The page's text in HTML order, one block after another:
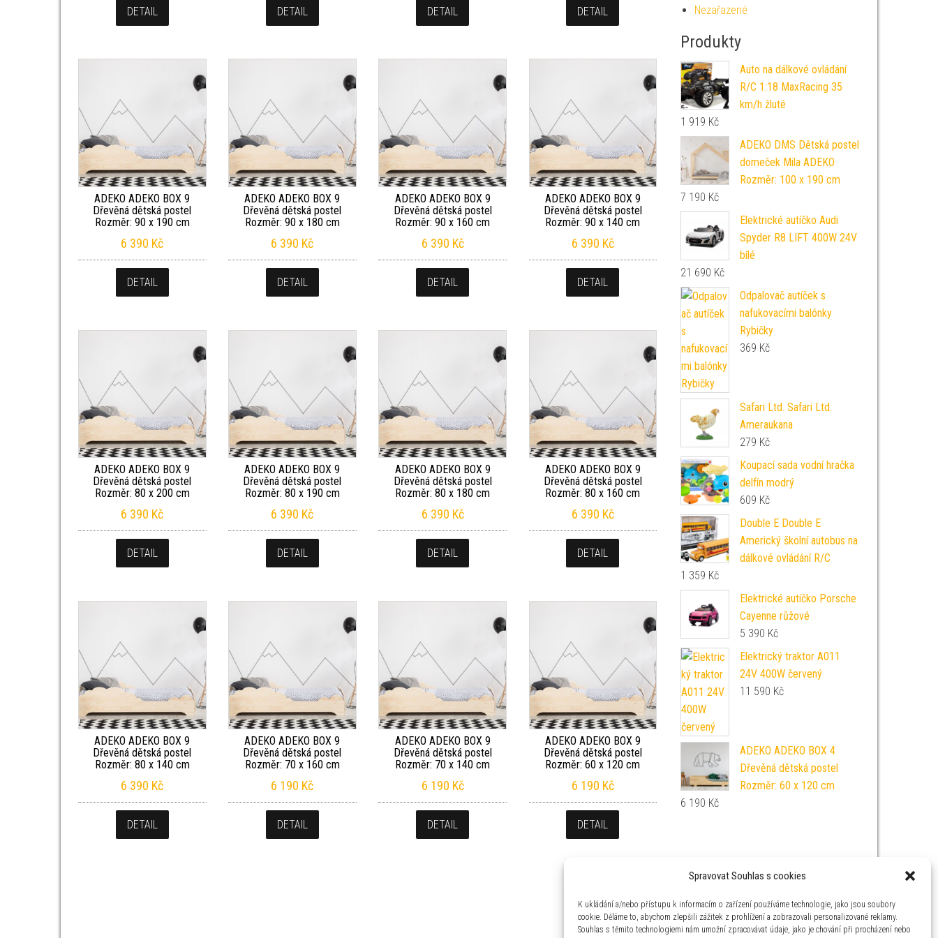
Spravovat Souhlas s cookies
K ukládání a/nebo přístupu k informacím o zařízení používáme technologie, jako jsou soubory
cookie. Děláme to, abychom zlepšili zážitek z prohlížení a zobrazovali personalizované reklamy.
Souhlas s těmito technologiemi nám umožní zpracovávat údaje, jako je chování při procházení nebo
DETAIL DETAIL DETAIL DETAIL
ADEKO ADEKO BOX 9
Dřevěná dětská postel
Rozměr: 90 x 190 cm
6 390 Kč
DETAIL
ADEKO ADEKO BOX 9
Dřevěná dětská postel
Rozměr: 90 x 180 cm
6 390 Kč
DETAIL
ADEKO ADEKO BOX 9
Dřevěná dětská postel
Rozměr: 90 x 160 cm
6 390 Kč
DETAIL
ADEKO ADEKO BOX 9
Dřevěná dětská postel
Rozměr: 90 x 140 cm
6 390 Kč
DETAIL
ADEKO ADEKO BOX 9
Dřevěná dětská postel
Rozměr: 80 x 200 cm
6 390 Kč
DETAIL
ADEKO ADEKO BOX 9
Dřevěná dětská postel
Rozměr: 80 x 190 cm
6 390 Kč
DETAIL
ADEKO ADEKO BOX 9
Dřevěná dětská postel
Rozměr: 80 x 180 cm
6 390 Kč
DETAIL
ADEKO ADEKO BOX 9
Dřevěná dětská postel
Rozměr: 80 x 160 cm
6 390 Kč
DETAIL
ADEKO ADEKO BOX 9
Dřevěná dětská postel
Rozměr: 80 x 140 cm
6 390 Kč
DETAIL
ADEKO ADEKO BOX 9
Dřevěná dětská postel
Rozměr: 70 x 160 cm
6 190 Kč
DETAIL
ADEKO ADEKO BOX 9
Dřevěná dětská postel
Rozměr: 70 x 140 cm
6 190 Kč
DETAIL
ADEKO ADEKO BOX 9
Dřevěná dětská postel
Rozměr: 60 x 120 cm
6 190 Kč
DETAIL
Nezařazené
Produkty
Auto na dálkové ovládání
R/C 1:18 MaxRacing 35
km/h žluté
1 919 Kč
ADEKO DMS Dětská postel
domeček Mila ADEKO
Rozměr: 100 x 190 cm
7 190 Kč
Elektrické autíčko Audi
Spyder R8 LIFT 400W 24V
bílé
21 690 Kč
Odpalovač autíček s
nafukovacími balónky
Rybičky
369 Kč
Safari Ltd. Safari Ltd.
Ameraukana
279 Kč
Koupací sada vodní hračka
delfín modrý
609 Kč
Double E Double E
Americký školní autobus na
dálkové ovládání R/C
1 359 Kč
Elektrické autíčko Porsche
Cayenne růžové
5 390 Kč
Elektrický traktor A011
24V 400W červený
11 590 Kč
ADEKO ADEKO BOX 4
Dřevěná dětská postel
Rozměr: 60 x 120 cm
6 190 Kč